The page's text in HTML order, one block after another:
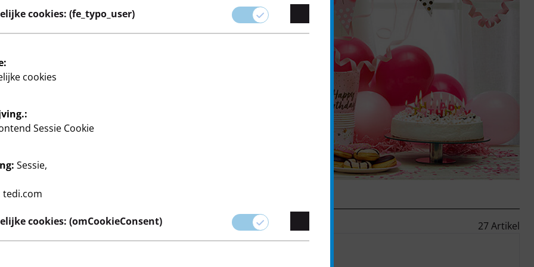
tot creatieve inpakopties
en jubilea tot
voor een perfect
Kaarsen
27 Artikel
cookies: (fe_typo_user)
cookies
Sessie Cookie
Sessie,
tedi.com
cookies: (omCookieConsent)